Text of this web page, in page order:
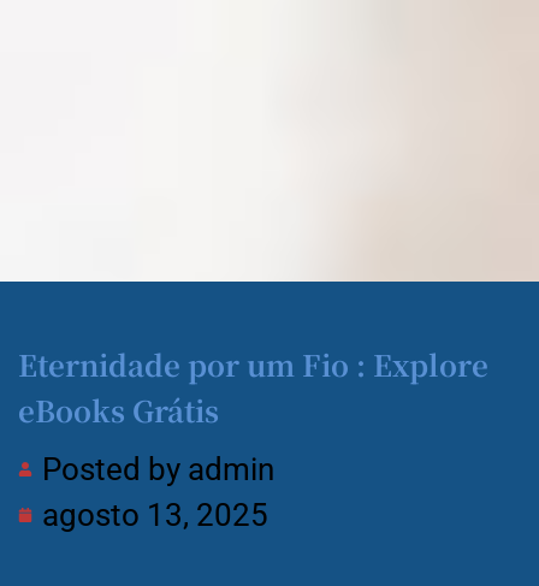
Eternidade por um Fio : Explore
eBooks Grátis
Posted by admin
agosto 13, 2025